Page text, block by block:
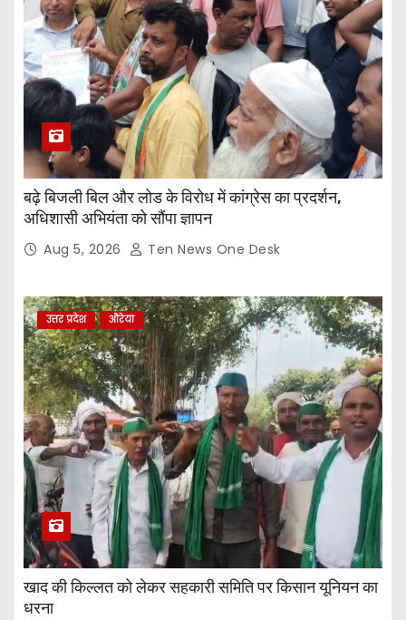
बढ़े बिजली बिल और लोड के विरोध में कांग्रेस का प्रदर्शन,
अधिशासी अभियंता को सौंपा ज्ञापन
Aug 5, 2026 Ten News One Desk
उत्तर प्रदेश औरेया
खाद की किल्लत को लेकर सहकारी समिति पर किसान यूनियन का
धरना